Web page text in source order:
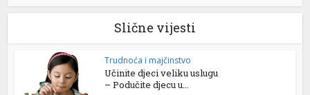
Slične vijesti
Trudnoća i majčinstvo
Učinite djeci veliku uslugu
– Podučite djecu u...